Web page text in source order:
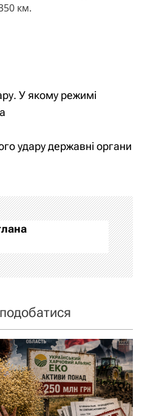
км.
У якому режимі
удару державні органи